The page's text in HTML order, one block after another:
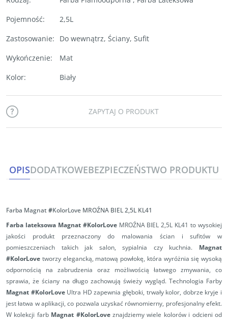
Pojemność:
2,5L
Zastosowanie: Do wewnątrz, Ściany, Sufit
Wykończenie:
Mat
Kolor: Biały
ZAPYTAJ O PRODUKT
OPISDODATKOWEBEZPIECZEŃSTWO PRODUKTU
Farba Magnat#KolorLove MROŹNA BIEL 2,5L KL41
Farba lateksowa Magnat #KolorLoveMROŹNA BIEL 2,5L KL41 to wysokiej
jakości produkt przeznaczony do malowania ścian i sufitów w
pomieszczeniach takich jak salon, sypialnia czy kuchnia. Magnat
#KolorLove tworzy elegancką, matową powłokę, która wyróżnia się wysoką
odpornością na zabrudzenia oraz możliwością łatwego zmywania, co
sprawia, że ściany na długo zachowują świeży wygląd. Technologia Farby
Magnat #KolorLoveUltra HD zapewnia głęboki, trwały kolor, dobrze kryje i
jest łatwa w aplikacji, co pozwala uzyskać równomierny, profesjonalny efekt.
W kolekcji farb Magnat #KolorLoveznajdziemy wiele kolorów i odcieni od